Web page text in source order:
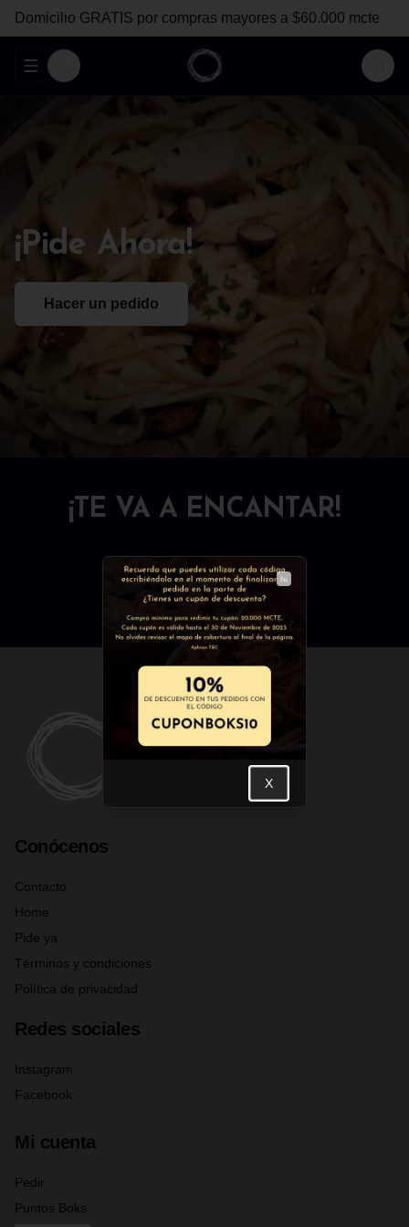
Domicilio GRATIS por compras mayores a $60.000 mcte
Abrir menu de navegación Login
¡Pide Ahora!
Hacer un pedido
¡TE VA A ENCANTAR!
PASTAS
ENTRADAS
FUERTES
Conócenos
Contacto
Home
Pide ya
Términos y condiciones
Política de privacidad
Redes sociales
Instagram
Facebook
Mi cuenta
Pedir
Puntos Boks
X